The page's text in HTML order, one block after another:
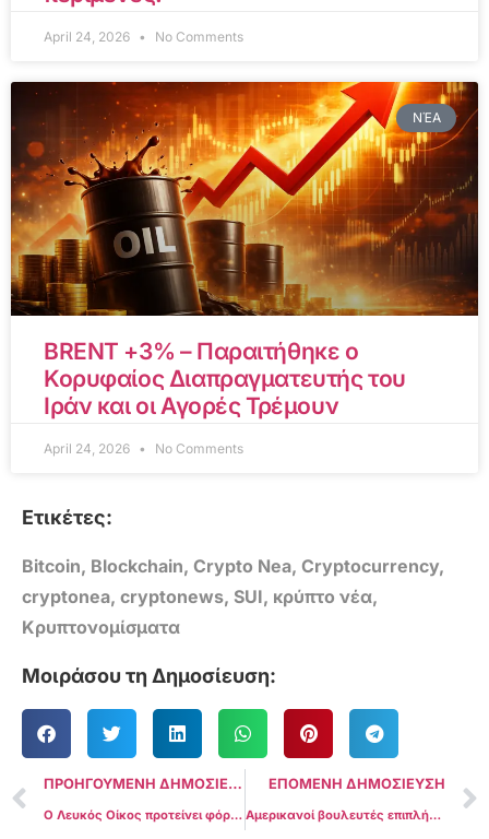
April 24, 2026 No Comments
ΝΈΑ
BRENT +3% – Παραιτήθηκε ο
Κορυφαίος Διαπραγματευτής του
Ιράν και οι Αγορές Τρέμουν
April 24, 2026 No Comments
Ετικέτες:
Bitcoin, Blockchain, Crypto Nea, Cryptocurrency,
cryptonea, cryptonews, SUI, κρύπτο νέα,
Κρυπτονομίσματα
Μοιράσου τη Δημοσίευση:
ΠΡΟΗΓΟΥΜΕΝΗ ΔΗΜΟΣΙΕΥΣΗ
Ο Λευκός Οίκος προτείνει φόρο 30% στην ηλεκτρική ενέργεια που χρησιμοποιείται για εξόρυξη Bitcoin και κρύπτο
ΕΠΟΜΕΝΗ ΔΗΜΟΣΙΕΥΣΗ
Αμερικανοί βουλευτές επιπλήττουν τους προεδρικούς συμβούλους για τις θέσεις κρύπτο στην οικονομική έκθεση